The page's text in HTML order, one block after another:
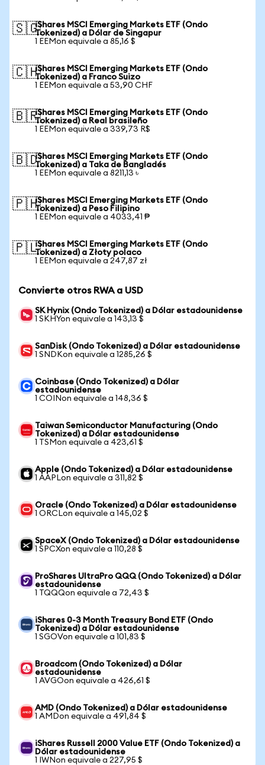
🇸🇬iShares MSCI Emerging Markets ETF (Ondo
Tokenized) a Dólar de Singapur
1 EEMon equivale a 85,16 $
🇨🇭iShares MSCI Emerging Markets ETF (Ondo
Tokenized) a Franco Suizo
1 EEMon equivale a 53,90 CHF
🇧🇷iShares MSCI Emerging Markets ETF (Ondo
Tokenized) a Real brasileño
1 EEMon equivale a 339,73 R$
🇧🇩iShares MSCI Emerging Markets ETF (Ondo
Tokenized) a Taka de Bangladés
1 EEMon equivale a 8211,13 ৳
🇵🇭iShares MSCI Emerging Markets ETF (Ondo
Tokenized) a Peso Filipino
1 EEMon equivale a 4033,41 ₱
🇵🇱iShares MSCI Emerging Markets ETF (Ondo
Tokenized) a Złoty polaco
1 EEMon equivale a 247,87 zł
Convierte otros RWA a USD
SK Hynix (Ondo Tokenized) a Dólar estadounidense
1 SKHYon equivale a 143,13 $
SanDisk (Ondo Tokenized) a Dólar estadounidense
1 SNDKon equivale a 1285,26 $
Coinbase (Ondo Tokenized) a Dólar
estadounidense
1 COINon equivale a 148,36 $
Taiwan Semiconductor Manufacturing (Ondo
Tokenized) a Dólar estadounidense
1 TSMon equivale a 423,61 $
Apple (Ondo Tokenized) a Dólar estadounidense
1 AAPLon equivale a 311,82 $
Oracle (Ondo Tokenized) a Dólar estadounidense
1 ORCLon equivale a 145,02 $
SpaceX (Ondo Tokenized) a Dólar estadounidense
1 SPCXon equivale a 110,28 $
ProShares UltraPro QQQ (Ondo Tokenized) a Dólar
estadounidense
1 TQQQon equivale a 72,43 $
iShares 0-3 Month Treasury Bond ETF (Ondo
Tokenized) a Dólar estadounidense
1 SGOVon equivale a 101,83 $
Broadcom (Ondo Tokenized) a Dólar
estadounidense
1 AVGOon equivale a 426,61 $
AMD (Ondo Tokenized) a Dólar estadounidense
1 AMDon equivale a 491,84 $
iShares Russell 2000 Value ETF (Ondo Tokenized) a
Dólar estadounidense
1 IWNon equivale a 227,95 $